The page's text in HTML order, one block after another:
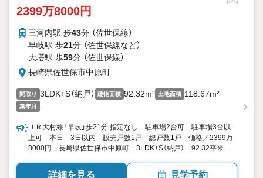
2399万8000円
三河内駅 歩43分 （佐世保線）
早岐駅 歩21分 （佐世保線など）
大塔駅 歩59分 （佐世保線）
長崎県佐世保市中原町
間取り 3LDK+S（納戸） 建物面積 92.32m² 土地面積 118.67m²
築年月 -
ＪＲ大村線「早岐」歩21分 指定なし 駐車場2台可 駐車場3台以
上可 本日 3日以内 販売戸数1戸 総戸数1戸 価格／2399万
8000円 長崎県佐世保市中原町 3LDK+S（納戸） 92.32平米
詳細を見る 見学予約